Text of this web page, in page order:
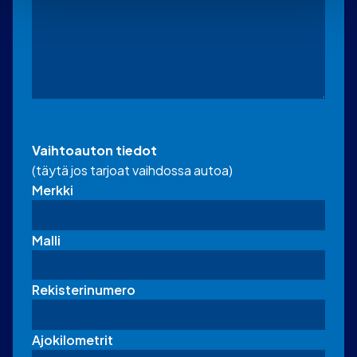
Vaihtoauton tiedot
(täytä jos tarjoat vaihdossa autoa)
Merkki
Malli
Rekisterinumero
Ajokilometrit